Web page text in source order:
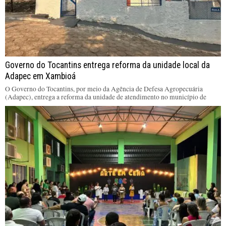
Governo do Tocantins entrega reforma da unidade local da
Adapec em Xambioá
O Governo do Tocantins, por meio da Agência de Defesa Agropecuária
(Adapec), entrega a reforma da unidade de atendimento no município de